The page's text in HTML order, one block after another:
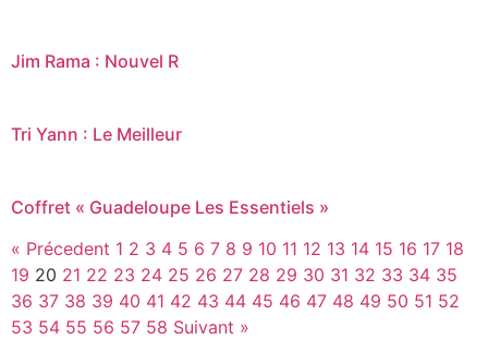
Jim Rama : Nouvel R
Tri Yann : Le Meilleur
Coffret « Guadeloupe Les Essentiels »
« Précedent 1 2 3 4 5 6 7 8 9 10 11 12 13 14 15 16 17 18
19 20 21 22 23 24 25 26 27 28 29 30 31 32 33 34 35
36 37 38 39 40 41 42 43 44 45 46 47 48 49 50 51 52
53 54 55 56 57 58 Suivant »